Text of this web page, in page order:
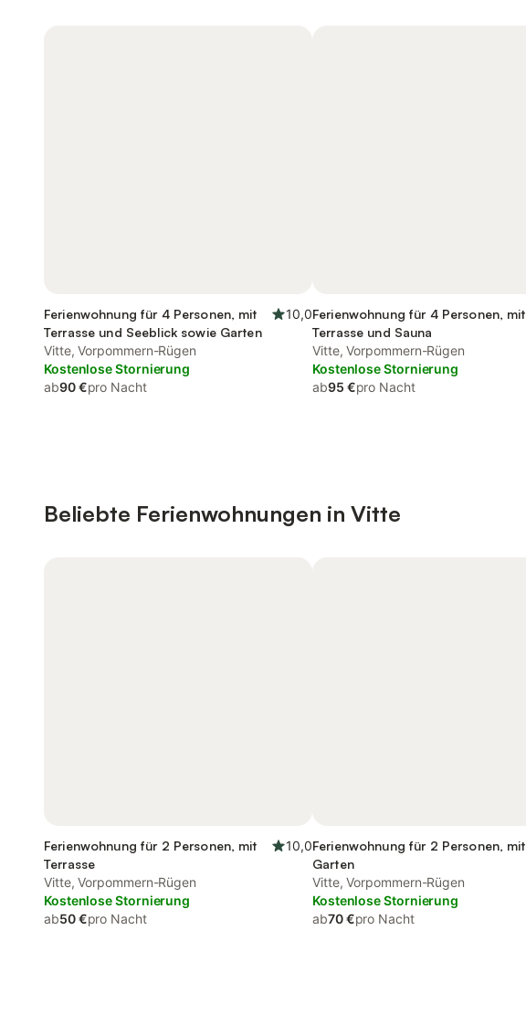
Ferienwohnung für 4 Personen, mit
Terrasse und Seeblick sowie Garten
10,0
Vitte, Vorpommern-Rügen
Kostenlose Stornierung
ab90 €pro Nacht
Ferienwohnung für 4 Personen, mit
Terrasse und Sauna
Vitte, Vorpommern-Rügen
Kostenlose Stornierung
ab95 €pro Nacht
Beliebte Ferienwohnungen in Vitte
Ferienwohnung für 2 Personen, mit
Terrasse
10,0
Vitte, Vorpommern-Rügen
Kostenlose Stornierung
ab50 €pro Nacht
Ferienwohnung für 2 Personen, mit
Garten
Vitte, Vorpommern-Rügen
Kostenlose Stornierung
ab70 €pro Nacht